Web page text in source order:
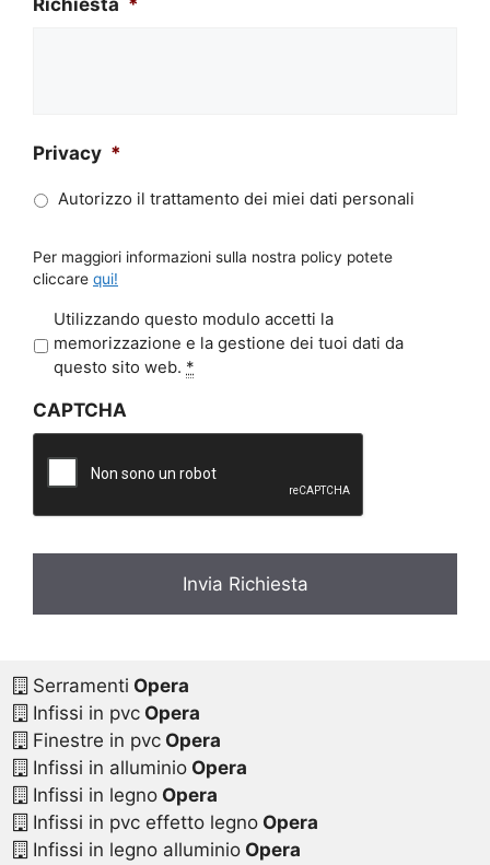
Privacy *
Autorizzo il trattamento dei miei dati personali
Per maggiori informazioni sulla nostra policy potete
cliccare qui!
r
a
c
*
Utilizzando questo modulo accetti la
memorizzazione e la gestione dei tuoi dati da
questo sito web. *
CAPTCHA
Serramenti Opera
Infissi in pvcOpera
Finestre in pvcOpera
Infissi in alluminioOpera
Infissi in legnoOpera
Infissi in pvc effetto legnoOpera
Infissi in legno alluminioOpera